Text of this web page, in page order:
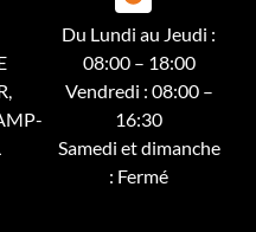
Du Lundi au Jeudi :
08:00 – 18:00
Vendredi : 08:00 –
16:30
Samedi et dimanche
: Fermé